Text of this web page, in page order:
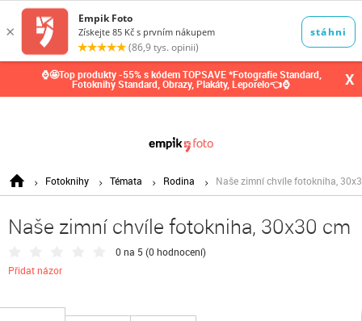
⌚🤩Top produkty -55% s kódem TOPSAVE *Fotografie Standard,
Fotoknihy Standard, Obrazy, Plakáty, Leporelo👈⌚ X
Fotoknihy Témata Rodina Naše zimní chvíle fotokniha,
Naše zimní chvíle fotokniha, 30x30 cm
0 na 5 (0 hodnocení)
Přidat názor